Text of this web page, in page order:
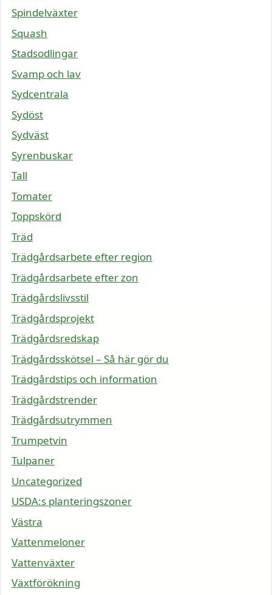
Spindelväxter
Squash
Stadsodlingar
Svamp och lav
Sydcentrala
Sydöst
Sydväst
Syrenbuskar
Tall
Tomater
Toppskörd
Träd
Trädgårdsarbete efter region
Trädgårdsarbete efter zon
Trädgårdslivsstil
Trädgårdsprojekt
Trädgårdsredskap
Trädgårdsskötsel – Så här gör du
Trädgårdstips och information
Trädgårdstrender
Trädgårdsutrymmen
Trumpetvin
Tulpaner
Uncategorized
USDA:s planteringszoner
Västra
Vattenmeloner
Vattenväxter
Växtförökning